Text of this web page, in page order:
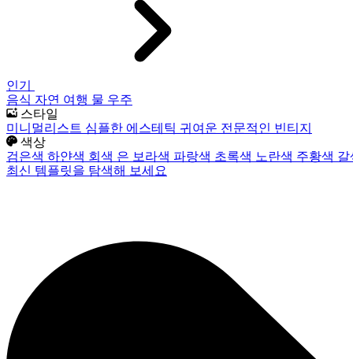
인기
음식 자연 여행 물 우주
스타일
미니멀리스트 심플한 에스테틱 귀여운 전문적인 빈티지
색상
검은색 하얀색 회색 은 보라색 파랑색 초록색 노란색 주황색
최신 템플릿을 탐색해 보세요